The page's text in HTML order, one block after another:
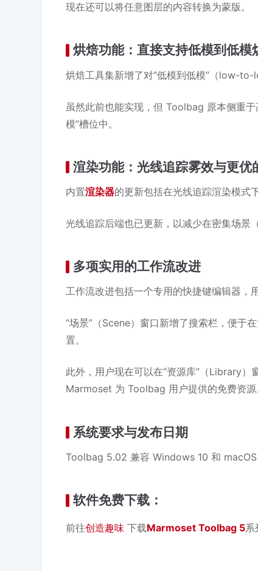
现在还可以将任意图层的内容转换为蒙版。
烘焙功能：直接支持低模到低模
烘焙工具集新增了对“低模到低模”（low-
虽然此前也能实现，但 Toolbag 原本侧重
模”槽位中。
渲染功能：光线追踪雾效与更优
内置渲染器的更新包括在光线追踪渲染模式
光线追踪后端也已更新，以减少在密集场景
多项实用的工作流改进
工作流改进包括一个专用的快捷键编辑器，
“场景”（Scene）窗口新增了搜索栏，便于
置。
此外，用户现在可以在“资源库”（Library
Marmoset 为 Toolbag 用户提供的免费资源
系统要求与发布日期
Toolbag 5.02 兼容 Windows 10 和
软件免费下载：
前往创造趣味 下载Marmoset Toolbag 5系